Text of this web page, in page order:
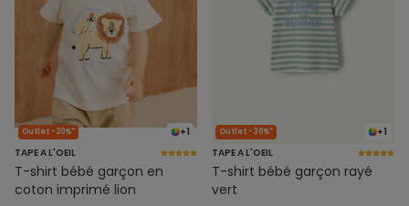
+1
Outlet -20%*
TAPE A L'OEIL
T-shirt bébé garçon en
coton imprimé lion
+1
Outlet -30%*
TAPE A L'OEIL
T-shirt bébé garçon rayé
vert